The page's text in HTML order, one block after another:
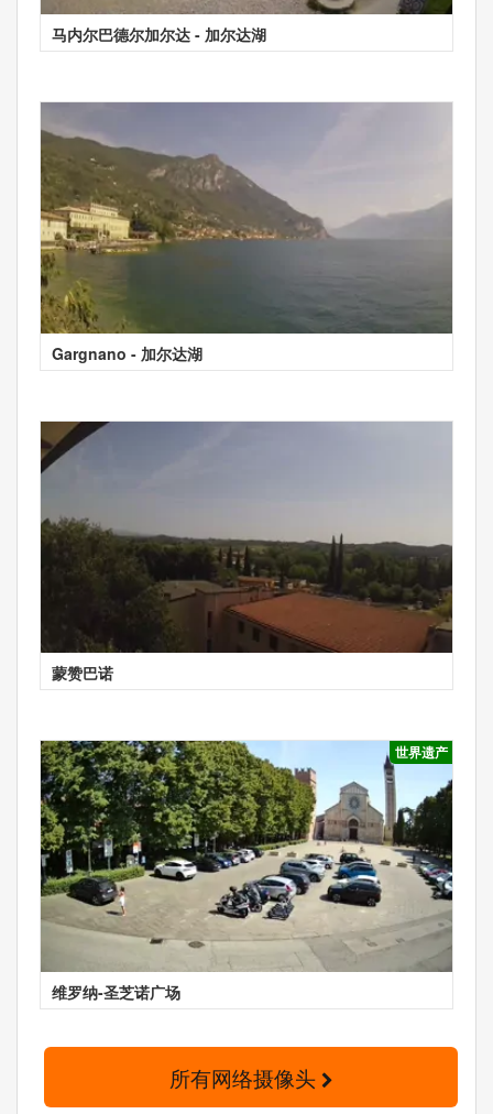
马内尔巴德尔加尔达 - 加尔达湖
Gargnano - 加尔达湖
蒙赞巴诺
世界遗产
维罗纳-圣芝诺广场
所有网络摄像头